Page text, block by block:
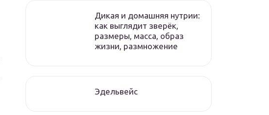
Дикая и домашняя нутрии:
как выглядит зверёк,
размеры, масса, образ
жизни, размножение
Эдельвейс